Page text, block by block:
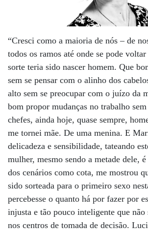
“Cresci como a maioria de nós – de
todos os ramos até onde se pode
sorte teria sido nascer homem. Que
sem se pensar com o alinho dos
alto sem se preocupar com o juízo da
bom propor mudanças no trabalho
chefes, ainda hoje, quase sempre,
me tornei mãe. De uma menina. E
delicadeza e sensibilidade, tateando
mulher, mesmo sendo a metade dele,
dos cenários como cota, me mostrou
sido sorteada para o primeiro sexo
percebesse o quanto há por fazer por
injusta e tão pouco inteligente que não
nos centros de tomada de decisão.